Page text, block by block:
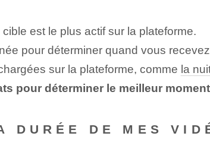
est le plus actif sur la plateforme.
pour déterminer quand vous
sur la plateforme, comme la
pour déterminer le meilleur
DURÉE DE MES